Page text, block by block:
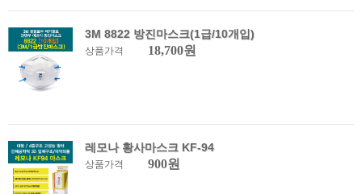
3M 8822 방진마스크(1급/10개입)
상품가격 18,700원
레모나 황사마스크 KF-94
상품가격 900원